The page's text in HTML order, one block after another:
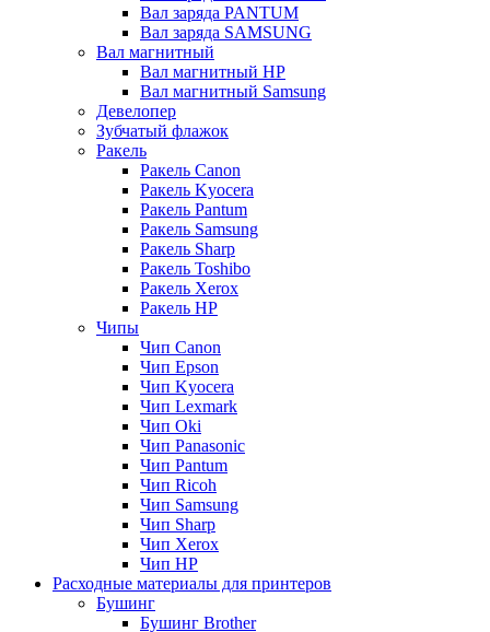
Вал заряда PANTUM
Вал заряда SAMSUNG
Вал магнитный
Вал магнитный HP
Вал магнитный Samsung
Девелопер
Зубчатый флажок
Ракель
Ракель Canon
Ракель Kyocera
Ракель Pantum
Ракель Samsung
Ракель Sharp
Ракель Toshibo
Ракель Xerox
Ракель НР
Чипы
Чип Canon
Чип Epson
Чип Kyocera
Чип Lexmark
Чип Oki
Чип Panasonic
Чип Pantum
Чип Ricoh
Чип Samsung
Чип Sharp
Чип Xerox
Чип НР
Расходные материалы для принтеров
Бушинг
Бушинг Brother